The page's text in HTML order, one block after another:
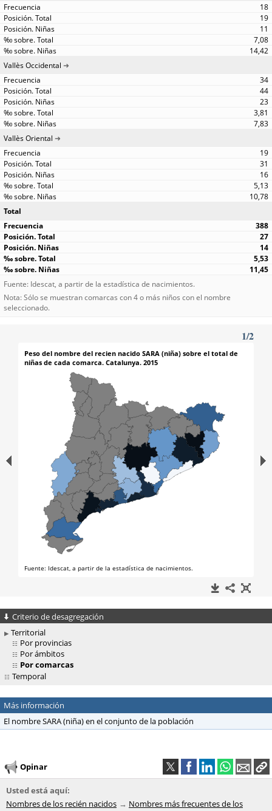
18
19
11
7,08
14,42
Vallès Occidental
34
44
23
3,81
7,83
Vallès Oriental
19
31
16
5,13
10,78
Total
388
27
14
5,53
11,45
Fuente: Idescat, a partir de la estadística de nacimientos.
Nota: Sólo se muestran comarcas con 4 o más niños con el nombre
seleccionado.
Criterio de desagregación
Territorial
Por provincias
Por ámbitos
Por comarcas
Temporal
Más información
El nombre SARA (niña) en el conjunto de la población
Opinar
Usted está aquí:
Nombres de los recién nacidos
Nombres más frecuentes de los